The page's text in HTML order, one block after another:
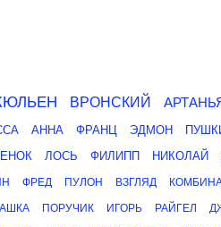
ВРОНСКИЙ
АННА ФРАНЦ ЭДМОН
ЛОСЬ ФИЛИПП НИКОЛАЙ
ФРЕД ПУЛОН ВЗГЛЯД
ПОРУЧИК ИГОРЬ РАЙГЕЛ